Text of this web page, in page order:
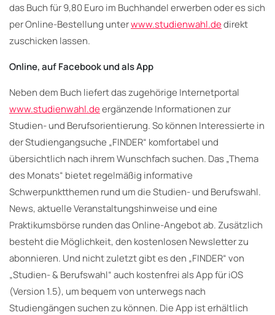
das Buch für 9,80 Euro im Buchhandel erwerben oder es sich
per Online-Bestellung unterwww.studienwahl.dedirekt
zuschicken lassen.
Online, auf Facebook und als App
Neben dem Buch liefert das zugehörige Internetportal
www.studienwahl.deergänzende Informationen zur
Studien- und Berufsorientierung. So können Interessierte in
der Studiengangsuche „FINDER“ komfortabel und
übersichtlich nach ihrem Wunschfach suchen. Das „Thema
des Monats“ bietet regelmäßig informative
Schwerpunktthemen rund um die Studien- und Berufswahl.
News, aktuelle Veranstaltungshinweise und eine
Praktikumsbörse runden das Online-Angebot ab. Zusätzlich
besteht die Möglichkeit, den kostenlosen Newsletter zu
abonnieren. Und nicht zuletzt gibt es den „FINDER“ von
„Studien- & Berufswahl“ auch kostenfrei als App für iOS
(Version 1.5), um bequem von unterwegs nach
Studiengängen suchen zu können. Die App ist erhältlich